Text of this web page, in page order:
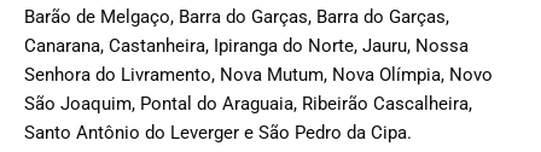
Barão de Melgaço, Barra do Garças, Barra do Garças,
Canarana, Castanheira, Ipiranga do Norte, Jauru, Nossa
Senhora do Livramento, Nova Mutum, Nova Olímpia, Novo
São Joaquim, Pontal do Araguaia, Ribeirão Cascalheira,
Santo Antônio do Leverger e São Pedro da Cipa.